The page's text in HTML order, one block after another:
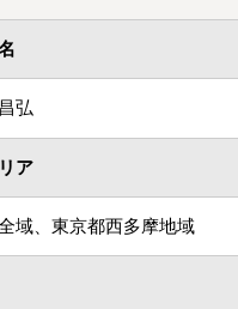
弘
ア
域、東京都西多摩地域